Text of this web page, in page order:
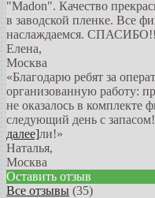
"Madon". Качество
в заводской пленке. Все
наслаждаемся.
Елена,
Москва
«Благодарю ребят за
организованную работу:
не оказалось в комплекте
следующий день с
далее]ли!»
Наталья,
Москва
Оставить отзыв
Все отзывы (35)